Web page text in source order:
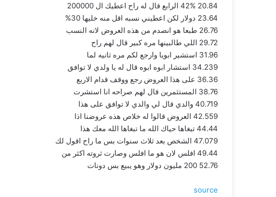
20.84 42% الرابع قال له راح اعطيك ال 200000
23.64 دولار لكن اعطيني نسبه اقل منه خليها 30%
26.76 طبعا هو انصدم من هذه العروض لانه النسب
29.72 اللي طالبينها مره كبير قال لهم راح
31.96 استشير ابويا وارجع لكم مره ثانيه لما
34.239 استشار ابوه ابوه قال له يا ولدي لا توافق
36.36 على هذا العروض رجع ووقف قدام الاربع
38.76 المستثمرين قال لهم صراحه انا استشرت
40.719 والدي قال لي والدي لا توافق على هذا
42.559 العروض قالوا له خلاص هذه عروضنا اذا
44.44 تبغاها حياك الله ما تبغاها الله معك هذا
47.079 الشخص بعد ثلاث سنوات بس ما راح اقول لك
49.44 افلس لان هو ما افلس وصارت ثروته اكثر من
52.76 200 مليون دولار وهو يبيع بس دونات
source